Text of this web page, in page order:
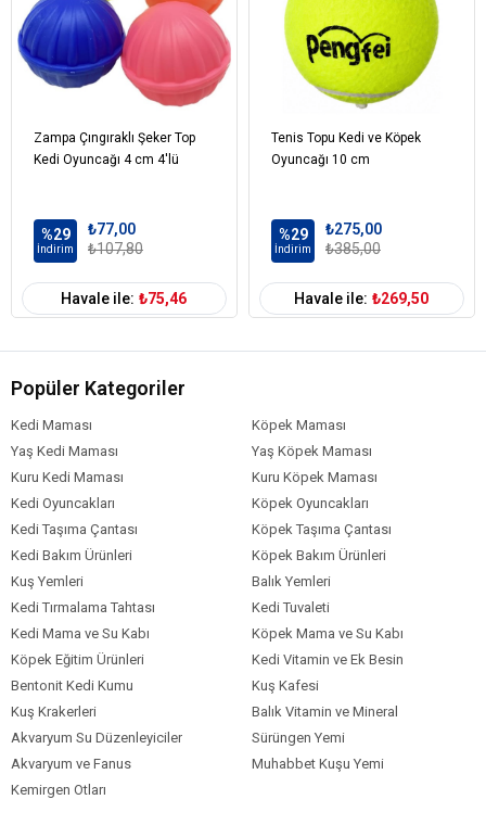
Zampa Çıngıraklı Şeker Top
Kedi Oyuncağı 4 cm 4'lü
%29
İndirim
₺77,00
₺107,80
Havale ile: ₺75,46
Tenis Topu Kedi ve Köpek
Oyuncağı 10 cm
%29
İndirim
₺275,00
₺385,00
Havale ile: ₺269,50
Popüler Kategoriler
Kedi Maması
Köpek Maması
Yaş Kedi Maması
Yaş Köpek Maması
Kuru Kedi Maması
Kuru Köpek Maması
Kedi Oyuncakları
Köpek Oyuncakları
Kedi Taşıma Çantası
Köpek Taşıma Çantası
Kedi Bakım Ürünleri
Köpek Bakım Ürünleri
Kuş Yemleri
Balık Yemleri
Kedi Tırmalama Tahtası
Kedi Tuvaleti
Kedi Mama ve Su Kabı
Köpek Mama ve Su Kabı
Köpek Eğitim Ürünleri
Kedi Vitamin ve Ek Besin
Bentonit Kedi Kumu
Kuş Kafesi
Kuş Krakerleri
Balık Vitamin ve Mineral
Akvaryum Su Düzenleyiciler
Sürüngen Yemi
Akvaryum ve Fanus
Muhabbet Kuşu Yemi
Kemirgen Otları